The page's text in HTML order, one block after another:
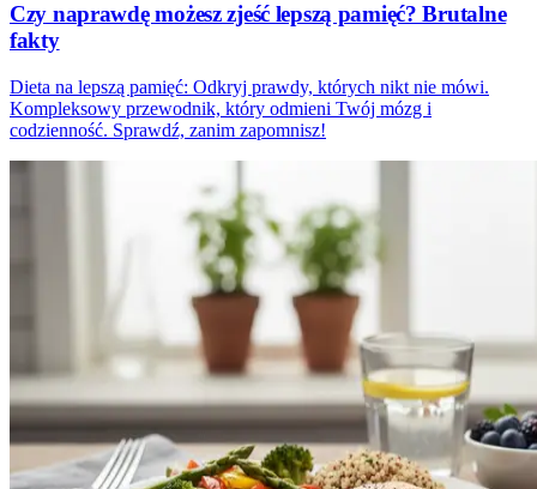
Czy naprawdę możesz zjeść lepszą pamięć? Brutalne
fakty
Dieta na lepszą pamięć: Odkryj prawdy, których nikt nie mówi.
Kompleksowy przewodnik, który odmieni Twój mózg i
codzienność. Sprawdź, zanim zapomnisz!